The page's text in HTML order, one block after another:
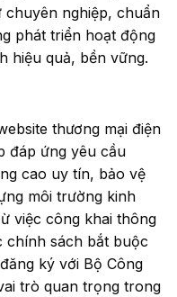
chuyên nghiệp, chuẩn
phát triển hoạt động
hiệu quả, bền vững.
thương mại điện
đáp ứng yêu cầu
cao uy tín, bảo vệ
môi trường kinh
việc công khai thông
chính sách bắt buộc
ký với Bộ Công
trò quan trọng trong